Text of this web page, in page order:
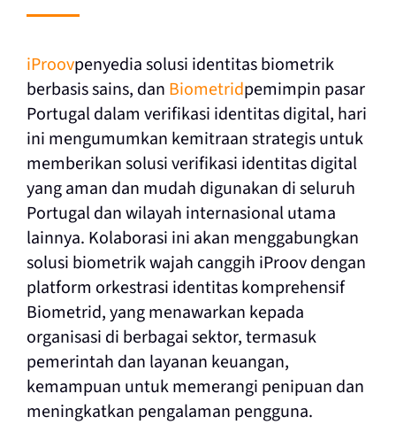
iProovpenyedia solusi identitas biometrik
berbasis sains, dan Biometridpemimpin pasar
Portugal dalam verifikasi identitas digital, hari
ini mengumumkan kemitraan strategis untuk
memberikan solusi verifikasi identitas digital
yang aman dan mudah digunakan di seluruh
Portugal dan wilayah internasional utama
lainnya. Kolaborasi ini akan menggabungkan
solusi biometrik wajah canggih iProov dengan
platform orkestrasi identitas komprehensif
Biometrid, yang menawarkan kepada
organisasi di berbagai sektor, termasuk
pemerintah dan layanan keuangan,
kemampuan untuk memerangi penipuan dan
meningkatkan pengalaman pengguna.